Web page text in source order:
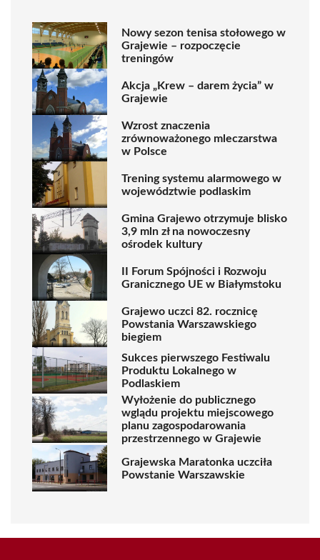
Nowy sezon tenisa stołowego w
Grajewie – rozpoczęcie
treningów
Akcja „Krew – darem życia” w
Grajewie
Wzrost znaczenia
zrównoważonego mleczarstwa
w Polsce
Trening systemu alarmowego w
województwie podlaskim
Gmina Grajewo otrzymuje blisko
3,9 mln zł na nowoczesny
ośrodek kultury
II Forum Spójności i Rozwoju
Granicznego UE w Białymstoku
Grajewo uczci 82. rocznicę
Powstania Warszawskiego
biegiem
Sukces pierwszego Festiwalu
Produktu Lokalnego w
Podlaskiem
Wyłożenie do publicznego
wglądu projektu miejscowego
planu zagospodarowania
przestrzennego w Grajewie
Grajewska Maratonka uczciła
Powstanie Warszawskie